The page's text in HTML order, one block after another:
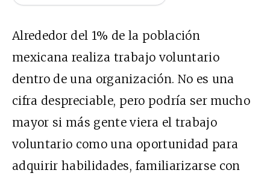
Alrededor del 1% de la población
mexicana realiza trabajo voluntario
dentro de una organización. No es una
cifra despreciable, pero podría ser mucho
mayor si más gente viera el trabajo
voluntario como una oportunidad para
adquirir habilidades, familiarizarse con